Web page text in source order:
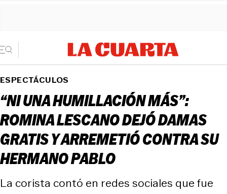
ESPECTÁCULOS
“NI UNA HUMILLACIÓN MÁS”:
ROMINA LESCANO DEJÓ DAMAS
GRATIS Y ARREMETIÓ CONTRA SU
HERMANO PABLO
La corista contó en redes sociales que fue